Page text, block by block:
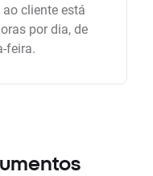
cliente está
por dia, de
feira.